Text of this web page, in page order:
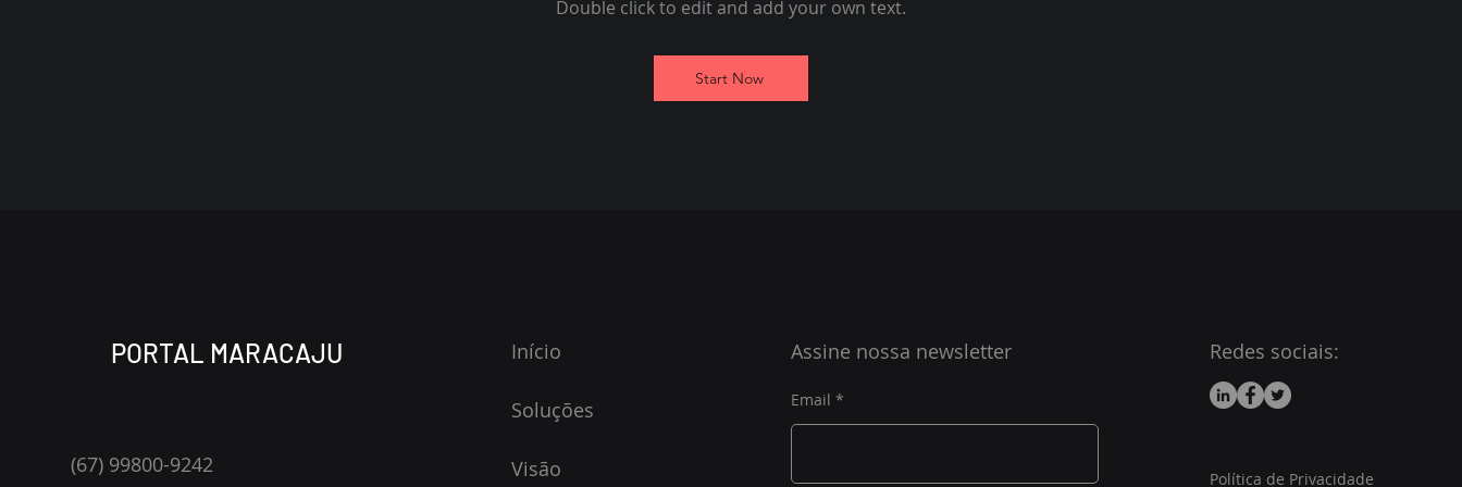
Double click to edit and add your own text.
Start Now
PORTAL MARACAJU
(67) 99800-9242
Início
Soluções
Visão
Assine nossa newsletter
Email
Redes sociais:
Política de Privacidade